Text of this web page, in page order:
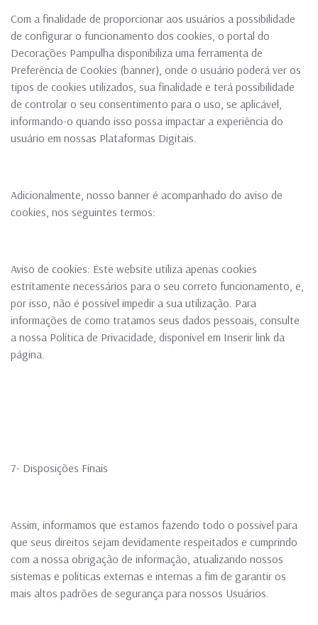
Com a finalidade de proporcionar aos usuários a possibilidade
de configurar o funcionamento dos cookies, o portal do
Decorações Pampulha disponibiliza uma ferramenta de
Preferência de Cookies (banner), onde o usuário poderá ver os
tipos de cookies utilizados, sua finalidade e terá possibilidade
de controlar o seu consentimento para o uso, se aplicável,
informando-o quando isso possa impactar a experiência do
usuário em nossas Plataformas Digitais.
Adicionalmente, nosso banner é acompanhado do aviso de
cookies, nos seguintes termos:
Aviso de cookies: Este website utiliza apenas cookies
estritamente necessários para o seu correto funcionamento, e,
por isso, não é possível impedir a sua utilização. Para
informações de como tratamos seus dados pessoais, consulte
a nossa Política de Privacidade, disponível em Inserir link da
página.
7- Disposições Finais
Assim, informamos que estamos fazendo todo o possível para
que seus direitos sejam devidamente respeitados e cumprindo
com a nossa obrigação de informação, atualizando nossos
sistemas e políticas externas e internas a fim de garantir os
mais altos padrões de segurança para nossos Usuários.